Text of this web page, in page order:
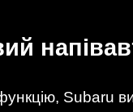
Subaru